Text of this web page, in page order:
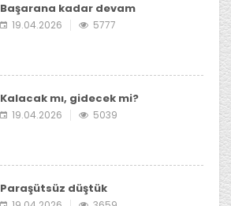
Başarana kadar devam
19.04.2026 5777
Kalacak mı, gidecek mi?
19.04.2026 5039
Paraşütsüz düştük